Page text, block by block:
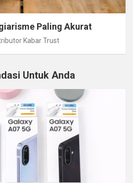
Paling Akurat
Kabar Trust
Untuk Anda